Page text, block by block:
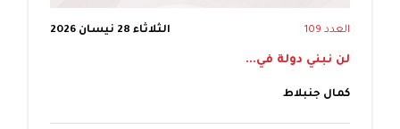
العدد 109 الثلاثاء 28 نيسان 2026
لن نبني دولة في...
كمال جنبلاط